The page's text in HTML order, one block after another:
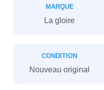
MARQUE
La gloire
CONDITION
Nouveau original